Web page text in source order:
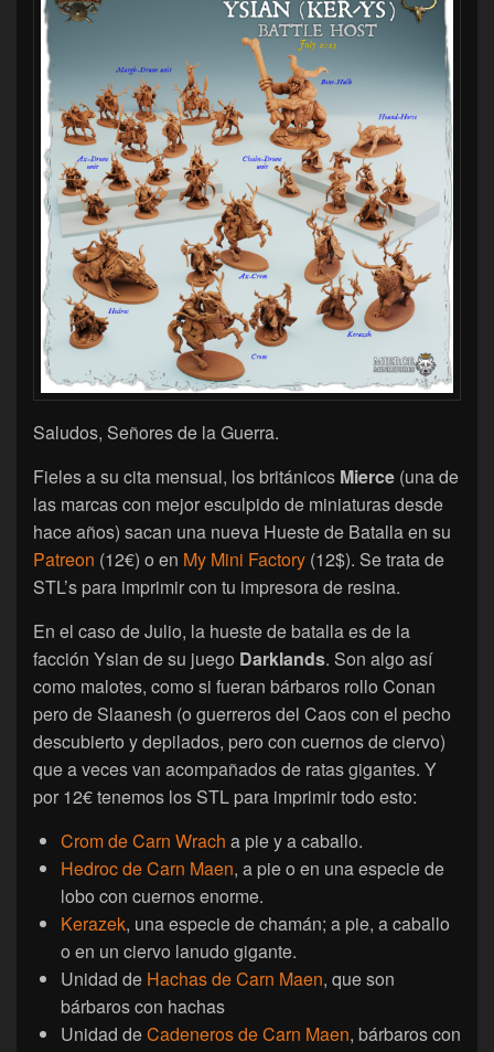
Saludos, Señores de la Guerra.
Fieles a su cita mensual, los británicos Mierce (una de
las marcas con mejor esculpido de miniaturas desde
hace años) sacan una nueva Hueste de Batalla en su
Patreon (12€) o en My Mini Factory (12$). Se trata de
STL’s para imprimir con tu impresora de resina.
En el caso de Julio, la hueste de batalla es de la
facción Ysian de su juego Darklands. Son algo así
como malotes, como si fueran bárbaros rollo Conan
pero de Slaanesh (o guerreros del Caos con el pecho
descubierto y depilados, pero con cuernos de ciervo)
que a veces van acompañados de ratas gigantes. Y
por 12€ tenemos los STL para imprimir todo esto:
Crom de Carn Wrach a pie y a caballo.
Hedroc de Carn Maen, a pie o en una especie de
lobo con cuernos enorme.
Kerazek, una especie de chamán; a pie, a caballo
o en un ciervo lanudo gigante.
Unidad de Hachas de Carn Maen, que son
bárbaros con hachas
Unidad deCadeneros de Carn Maen, bárbaros con